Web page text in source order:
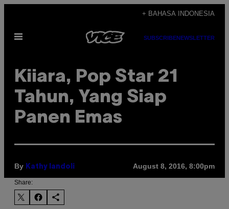
content
+ BAHASA INDONESIA
Open
SUBSCRIBENEWSLETTER
Kiiara, Pop Star 21
Tahun, Yang Siap
Panen Emas
By Kathy Iandoli August 8, 2016, 8:00pm
Share: